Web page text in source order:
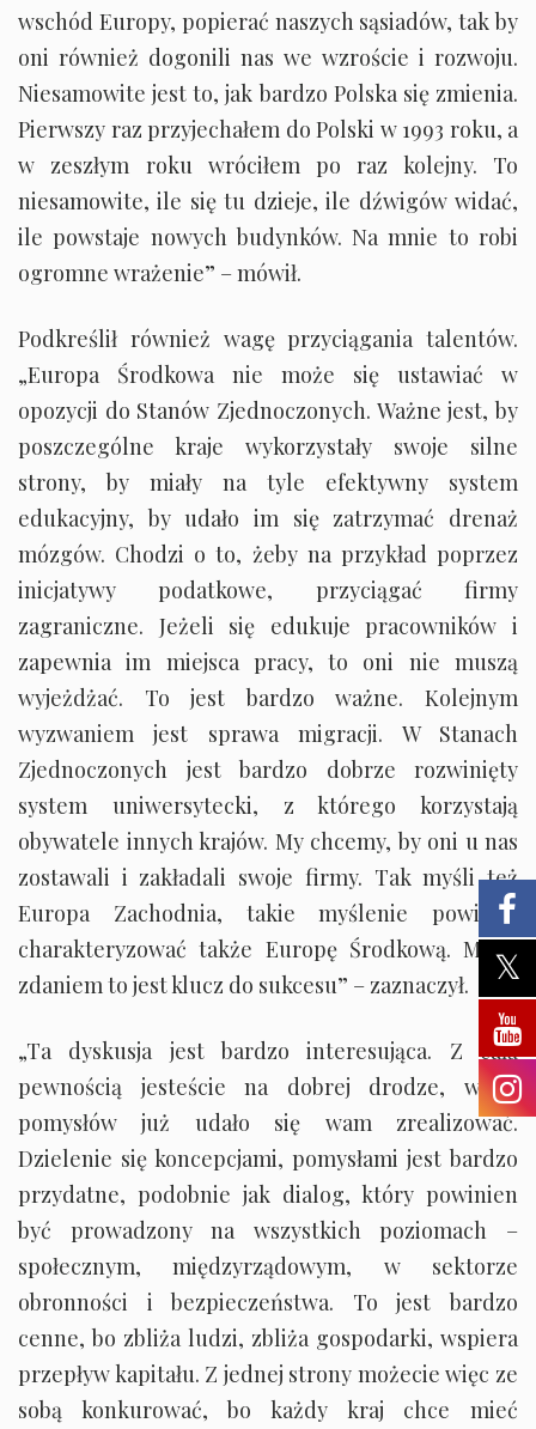
wschód Europy, popierać naszych sąsiadów, tak by
oni również dogonili nas we wzroście i rozwoju.
Niesamowite jest to, jak bardzo Polska się zmienia.
Pierwszy raz przyjechałem do Polski w 1993 roku, a
w zeszłym roku wróciłem po raz kolejny. To
niesamowite, ile się tu dzieje, ile dźwigów widać,
ile powstaje nowych budynków. Na mnie to robi
ogromne wrażenie” – mówił.
Podkreślił również wagę przyciągania talentów.
„Europa Środkowa nie może się ustawiać w
opozycji do Stanów Zjednoczonych. Ważne jest, by
poszczególne kraje wykorzystały swoje silne
strony, by miały na tyle efektywny system
edukacyjny, by udało im się zatrzymać drenaż
mózgów. Chodzi o to, żeby na przykład poprzez
inicjatywy podatkowe, przyciągać firmy
zagraniczne. Jeżeli się edukuje pracowników i
zapewnia im miejsca pracy, to oni nie muszą
wyjeżdżać. To jest bardzo ważne. Kolejnym
wyzwaniem jest sprawa migracji. W Stanach
Zjednoczonych jest bardzo dobrze rozwinięty
system uniwersytecki, z którego korzystają
obywatele innych krajów. My chcemy, by oni u nas
zostawali i zakładali swoje firmy. Tak myśli też
Europa Zachodnia, takie myślenie powinno
charakteryzować także Europę Środkową. Moim
zdaniem to jest klucz do sukcesu” – zaznaczył.
„Ta dyskusja jest bardzo interesująca. Z całą
pewnością jesteście na dobrej drodze, wiele
pomysłów już udało się wam zrealizować.
Dzielenie się koncepcjami, pomysłami jest bardzo
przydatne, podobnie jak dialog, który powinien
być prowadzony na wszystkich poziomach –
społecznym, międzyrządowym, w sektorze
obronności i bezpieczeństwa. To jest bardzo
cenne, bo zbliża ludzi, zbliża gospodarki, wspiera
przepływ kapitału. Z jednej strony możecie więc ze
sobą konkurować, bo każdy kraj chce mieć